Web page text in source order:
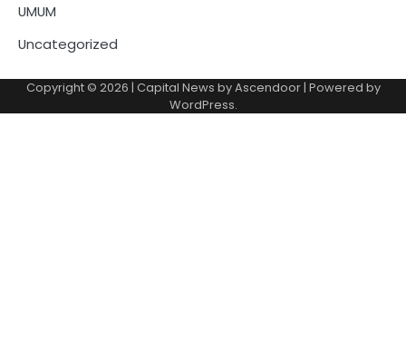
UMUM
Uncategorized
Copyright © 2026 | Capital News byAscendoor| Powered by
WordPress.